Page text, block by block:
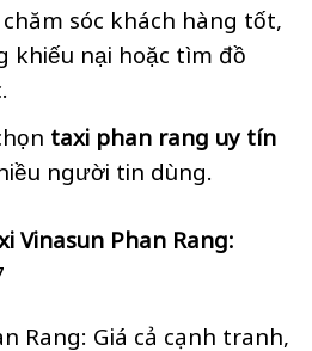
chăm sóc khách hàng tốt,
khiếu nại hoặc tìm đồ
taxi phan rang uy tín
người tin dùng.
Vinasun Phan Rang:
Rang: Giá cả cạnh tranh,